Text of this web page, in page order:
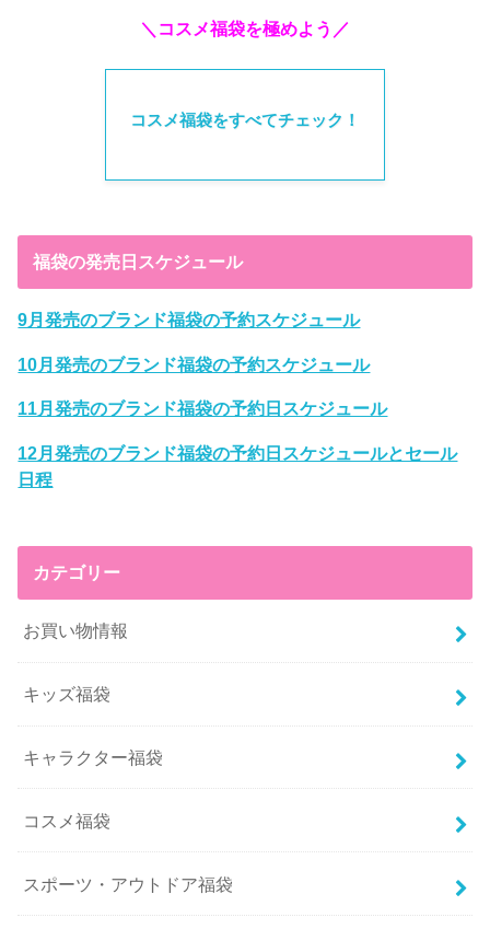
＼コスメ福袋を極めよう／
コスメ福袋をすべてチェック！
福袋の発売日スケジュール
9月発売のブランド福袋の予約スケジュール
10月発売のブランド福袋の予約スケジュール
11月発売のブランド福袋の予約日スケジュール
12月発売のブランド福袋の予約日スケジュールとセール
日程
カテゴリー
お買い物情報
キッズ福袋
キャラクター福袋
コスメ福袋
スポーツ・アウトドア福袋